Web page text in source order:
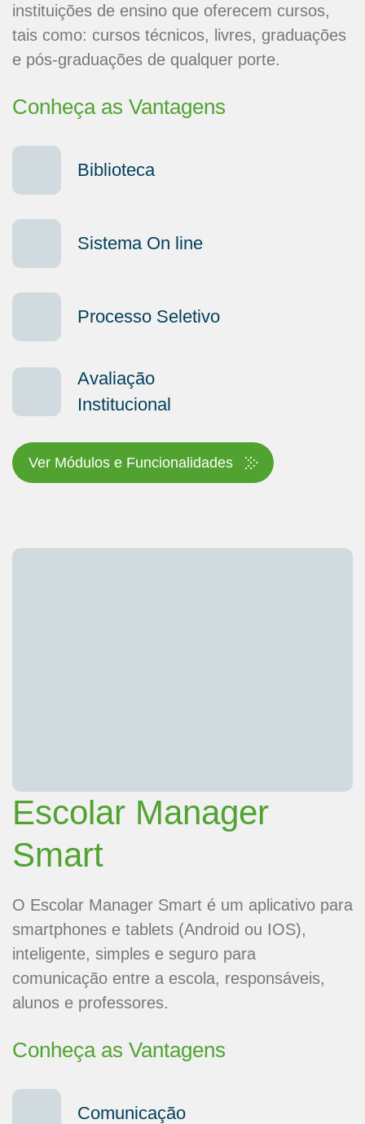
instituições de ensino que oferecem cursos,
tais como: cursos técnicos, livres, graduações
e pós-graduações de qualquer porte.
Conheça as Vantagens
Biblioteca
Sistema On line
Processo Seletivo
Avaliação
Institucional
Ver Módulos e Funcionalidades
Escolar Manager
Smart
O Escolar Manager Smart é um aplicativo para
smartphones e tablets (Android ou IOS),
inteligente, simples e seguro para
comunicação entre a escola, responsáveis,
alunos e professores.
Conheça as Vantagens
Comunicação